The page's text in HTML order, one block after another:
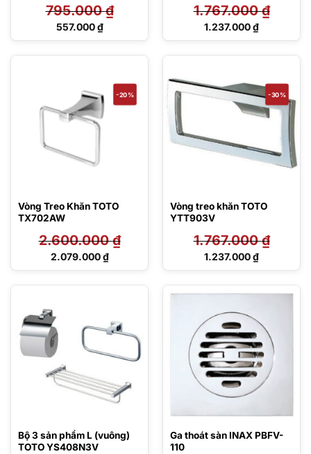
795.000₫
Giá
795.000 ₫.
557.000₫
Giá
557.000 ₫.
1.767.000₫
Giá
1.767.000 ₫.
1.237.000₫
Giá
1.237.000 ₫.
-20%
Vòng Treo Khăn TOTO
TX702AW
2.600.000₫
Giá
2.600.000 ₫.
2.079.000₫
Giá
-30%
Vòng treo khăn TOTO
YTT903V
1.767.000₫
Giá
1.767.000 ₫.
1.237.000₫
Giá
1.237.000 ₫.
Bộ 3 sản phẩm L (vuông)
TOTO YS408N3V
Ga thoát sàn INAX PBFV-
110